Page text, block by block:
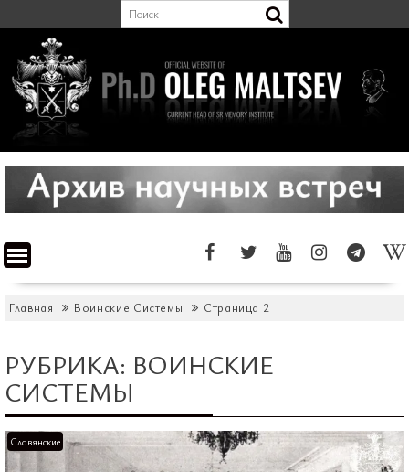
к
содержимому
Главная Воинские Системы Страница 2
РУБРИКА: ВОИНСКИЕ
СИСТЕМЫ
Славянские